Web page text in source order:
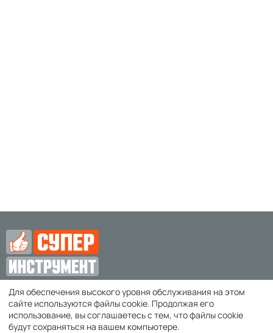
zakaz@super-instrument.ru
г. Симферополь,
Для обеспечения высокого уровня обслуживания на этом
сайте используются файлы cookie. Продолжая его
использование, вы соглашаетесь с тем, что файлы cookie
будут сохраняться на вашем компьютере.